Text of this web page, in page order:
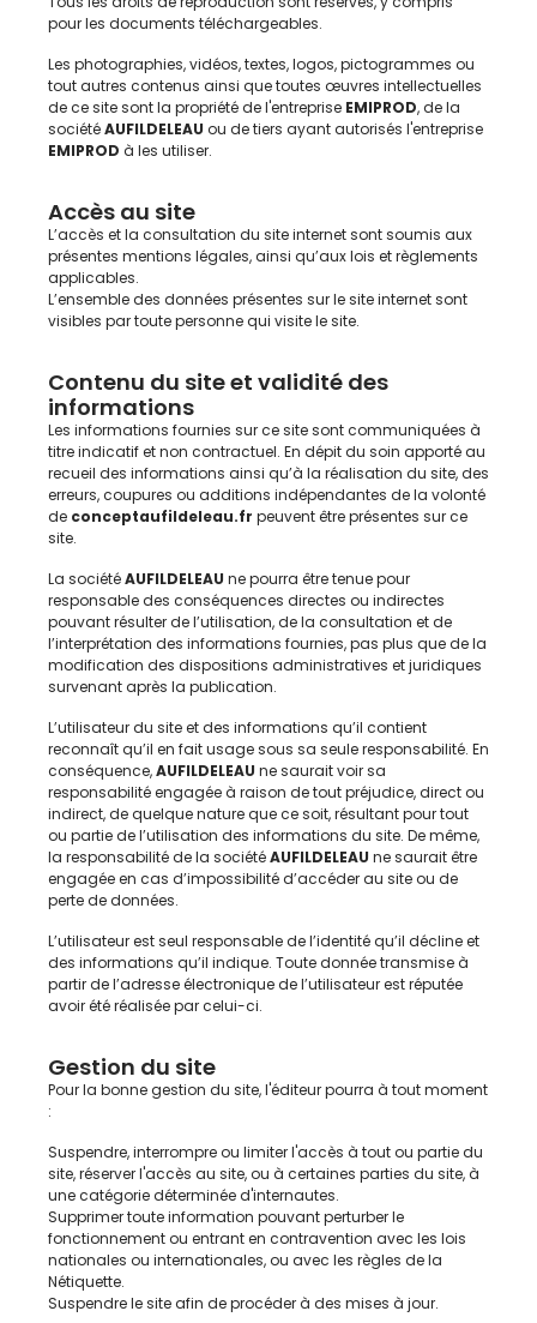
pour les documents téléchargeables.
Les photographies, vidéos, textes, logos, pictogrammes ou
tout autres contenus ainsi que toutes œuvres intellectuelles
de ce site sont la propriété de l'entreprise EMIPROD, de la
sociétéAUFILDELEAU ou de tiers ayant autorisés l'entreprise
EMIPROD à les utiliser.
Accès au site
L’accès et la consultation du site internet sont soumis aux
présentes mentions légales, ainsi qu’aux lois et règlements
applicables.
L’ensemble des données présentes sur le site internetsont
visibles par toute personne qui visite le site.
Contenu du site et validité des
informations
Les informations fournies sur ce site sont communiquées à
titre indicatif et non contractuel. En dépit du soin apporté au
recueil des informations ainsi qu’à la réalisation du site, des
erreurs, coupures ou additions indépendantes de la volonté
de conceptaufildeleau.fr peuvent être présentes sur ce
site.
La sociétéAUFILDELEAU ne pourra être tenue pour
responsable des conséquences directes ou indirectes
pouvant résulter de l’utilisation, de la consultation et de
l’interprétation des informations fournies, pas plus que de la
modification des dispositions administratives et juridiques
survenant après la publication.
L’utilisateur du site et des informations qu’il contient
reconnaît qu’il en fait usage sous sa seule responsabilité. En
conséquence,AUFILDELEAU ne saurait voir sa
responsabilité engagée à raison de tout préjudice, direct ou
indirect, de quelque nature que ce soit, résultant pour tout
ou partie de l’utilisation des informations du site. De même,
la responsabilité de la sociétéAUFILDELEAU ne saurait être
engagée en cas d’impossibilité d’accéder au site ou de
perte de données.
L’utilisateur est seul responsable de l’identité qu’il décline et
des informations qu’il indique. Toute donnée transmise à
partir de l’adresse électronique de l’utilisateur est réputée
avoir été réalisée par celui-ci.
Gestion du site
Pour la bonne gestion du site, l'éditeur pourra à tout moment
:
Suspendre, interrompre ou limiter l'accès à tout ou partie du
site, réserver l'accès au site, ou à certaines parties du site, à
une catégorie déterminée d'internautes.
Supprimer toute information pouvant perturber le
fonctionnement ou entrant en contravention avec les lois
nationales ou internationales, ou avec les règles de la
Nétiquette.
Suspendre le site afin de procéder à des mises à jour.